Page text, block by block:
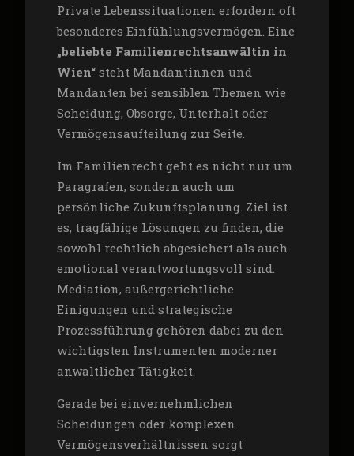
Private Lebenssituationen erfordern oft
besonderes Einfühlungsvermögen. Eine
„beliebte Familienrechtsanwältin in
Wien“steht Mandantinnen und
Mandanten bei sensiblen Themen wie
Scheidung, Obsorge, Unterhalt oder
Vermögensaufteilung zur Seite.
Im Familienrecht geht es nicht nur um
Paragrafen, sondern auch um
persönliche Zukunftsplanung. Ziel ist
es, tragfähige Lösungen zu finden, die
sowohl rechtlich abgesichert als auch
emotional verantwortungsvoll sind.
Mediation, außergerichtliche
Einigungen und strategische
Prozessführung gehören dabei zu den
wichtigsten Instrumenten moderner
anwaltlicher Tätigkeit.
Gerade bei einvernehmlichen
Scheidungen oder komplexen
Vermögensverhältnissen sorgt